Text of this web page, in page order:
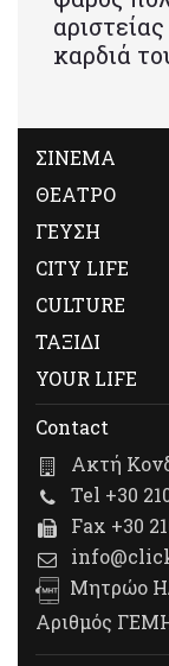
καρδιά
ΣΙΝΕΜΑ
ΘΕΑΤΡΟ
ΓΕΥΣΗ
CITY LIFE
CULTURE
ΤΑΞΙΔΙ
YOUR LIFE
Contact
Ακτή
Tel +30
Fax +30
Μητρώο
Αριθμός